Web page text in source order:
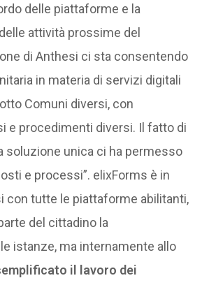
delle piattaforme e la
attività prossime del
di Anthesi ci sta consentendo
in materia di servizi digitali
Comuni diversi, con
e procedimenti diversi. Il fatto di
soluzione unica ci ha permesso
e processi”. elixForms è in
con tutte le piattaforme abilitanti,
del cittadino la
istanze, ma internamente allo
il lavoro dei